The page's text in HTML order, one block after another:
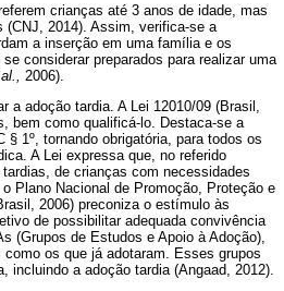
crianças até 3 anos de idade, mas
2014). Assim, verifica-se a
a inserção em uma família e os
considerar preparados para realizar uma
2006).
adoção tardia. A Lei 12010/09 (Brasil,
bem como qualificá-lo. Destaca-se a
1º, tornando obrigatória, para todos os
A Lei expressa que, no referido
de crianças com necessidades
Plano Nacional de Promoção, Proteção e
2006) preconiza o estímulo às
de possibilitar adequada convivência
(Grupos de Estudos e Apoio à Adoção),
os que já adotaram. Esses grupos
a adoção tardia (Angaad, 2012).